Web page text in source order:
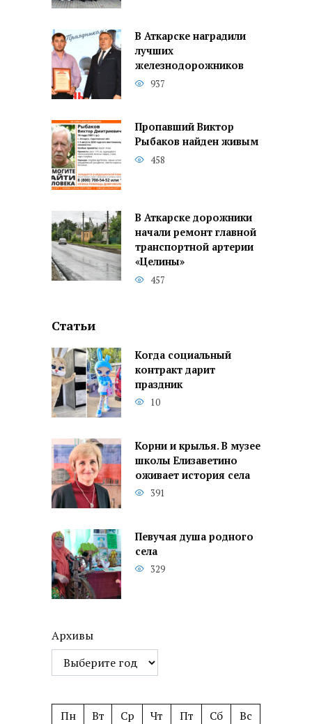
В Аткарске наградили
лучших
железнодорожников
937
Пропавший Виктор
Рыбаков найден живым
458
В Аткарске дорожники
начали ремонт главной
транспортной артерии
«Целины»
457
Статьи
Когда социальный
контракт дарит
праздник
10
Корни и крылья. В музее
школы Елизаветино
оживает история села
391
Певучая душа родного
села
329
Архивы
Пн Вт Ср Чт Пт Сб
Вс